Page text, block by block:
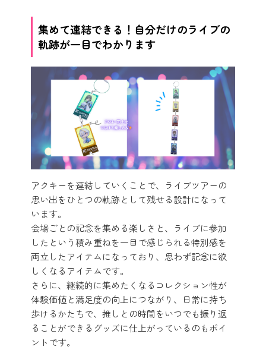
集めて連結できる！自分だけのライブの
軌跡が一目でわかります
アクキーを連結していくことで、ライブツアーの
思い出をひとつの軌跡として残せる設計になって
います。
会場ごとの記念を集める楽しさと、ライブに参加
したという積み重ねを一目で感じられる特別感を
両立したアイテムになっており、思わず記念に欲
しくなるアイテムです。
さらに、継続的に集めたくなるコレクション性が
体験価値と満足度の向上につながり、日常に持ち
歩けるかたちで、推しとの時間をいつでも振り返
ることができるグッズに仕上がっているのもポイ
ントです。